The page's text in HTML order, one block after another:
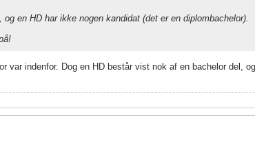
en HD har ikke nogen kandidat (det er en diplombachelor).
var indenfor. Dog en HD består vist nok af en bachelor del,